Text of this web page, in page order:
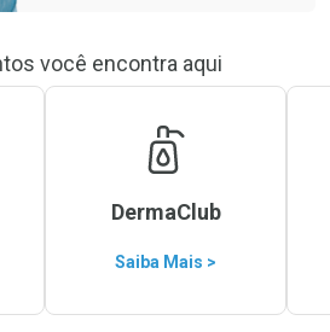
você encontra aqui
DermaClub
Saiba Mais >